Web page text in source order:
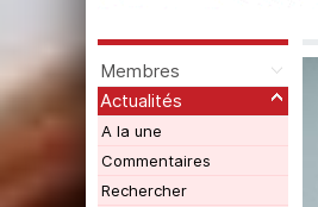
Membres
Actualités
A la une
Commentaires
Rechercher